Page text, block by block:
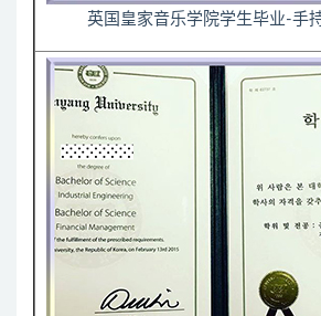
英国皇家音乐学院学生毕业-手